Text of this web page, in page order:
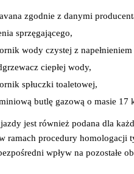
zgodnie z danymi
sprzęgającego,
wody czystej z
ciepłej wody,
spłuczki toaletowej,
butlę gazową o masie 17
jest również podana dla
ramach procedury
wpływ na pozostałe